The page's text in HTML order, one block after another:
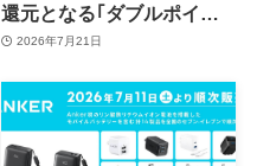
還元となる｢ダブルポイン
ト Rush｣キャンペーンを開
象に
2026年7月21日